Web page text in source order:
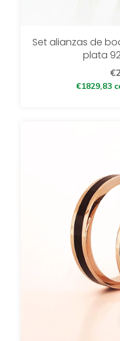
Set alianzas de
plata
€1829,83